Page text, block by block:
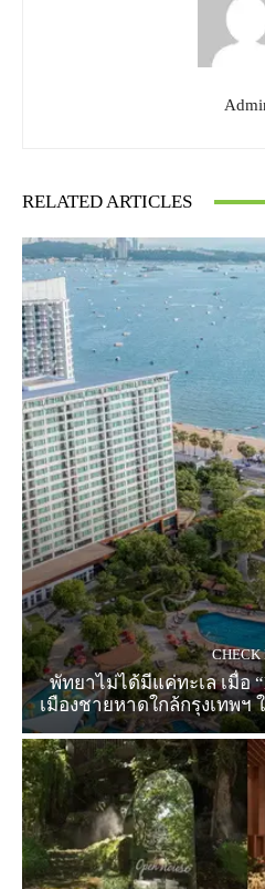
RELATED ARTICLES
CHECK
พัทยาไม่ได้มีแค่ทะเล เมื่อ
เมืองชายหาดใกล้กรุงเทพฯ